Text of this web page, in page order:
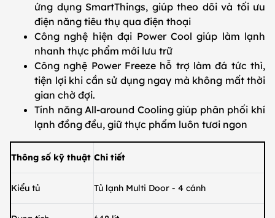
ứng dụng SmartThings, giúp theo dõi và tối ưu
điện năng tiêu thụ qua điện thoại
Công nghệ hiện đại Power Cool giúp làm lạnh
nhanh thực phẩm mới lưu trữ
Công nghệ Power Freeze hỗ trợ làm đá tức thì,
tiện lợi khi cần sử dụng ngay mà không mất thời
gian chờ đợi.
Tính năng All-around Cooling giúp phân phối khí
lạnh đồng đều, giữ thực phẩm luôn tươi ngon
Thông số kỹ thuật Chi tiết
Kiểu tủ Tủ lạnh Multi Door - 4 cánh